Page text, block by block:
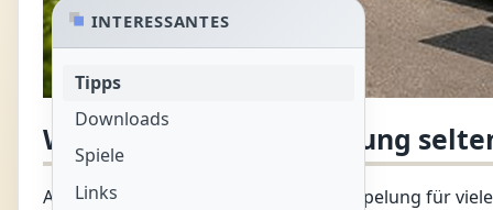
INTERESSANTES
Tipps
Downloads
Spiele
Links
Warum eine Entrümpelung
Auf den ersten Blick wirkt eine Entrümpelung für